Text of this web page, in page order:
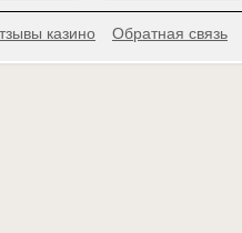
казино Обратная связь